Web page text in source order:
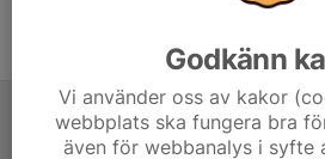
Tabell
Godkänn
Vi använder oss av kakor
webbplats ska fungera bra
även för webbanalys i syfte